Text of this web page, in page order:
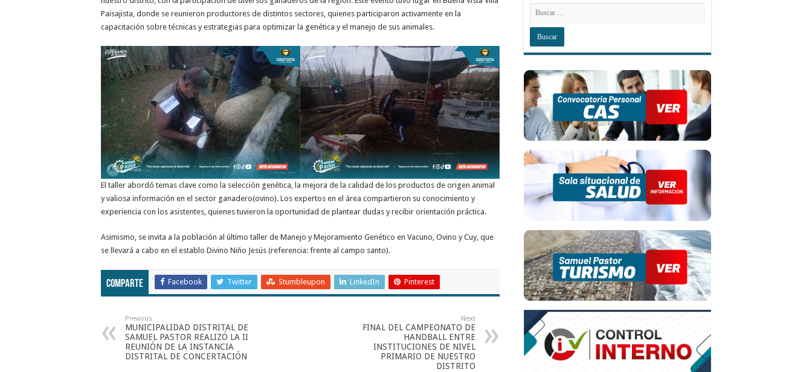
Paisajista, donde se reunieron productores de distintos sectores, quienes participaron activamente en la
capacitación sobre técnicas y estrategias para optimizar la genética y el manejo de sus animales.
El taller abordó temas clave como la selección genética, la mejora de la calidad de los productos de origen animal
y valiosa información en el sector ganadero(ovino). Los expertos en el área compartieron su conocimiento y
experiencia con los asistentes, quienes tuvieron la oportunidad de plantear dudas y recibir orientación práctica.
Asimismo, se invita a la población al último taller de Manejo y Mejoramiento Genético en Vacuno, Ovino y Cuy, que
se llevará a cabo en el establo Divino Niño Jesús (referencia: frente al campo santo).
Comparte Facebook Twitter Stumbleupon LinkedIn Pinterest
Previous
MUNICIPALIDAD DISTRITAL DE
SAMUEL PASTOR REALIZÓ LA II
REUNIÓN DE LA INSTANCIA
DISTRITAL DE CONCERTACIÓN
Next
FINAL DEL CAMPEONATO DE
HANDBALL ENTRE
INSTITUCIONES DE NIVEL
PRIMARIO DE NUESTRO
DISTRITO